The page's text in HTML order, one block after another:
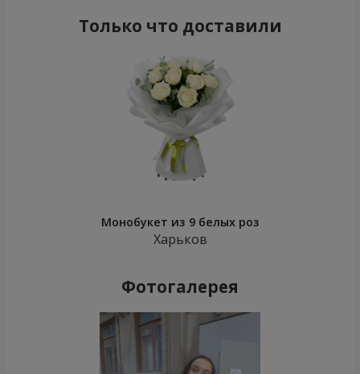
Только что доставили
Монобукет из 9 белых роз
Харьков
Фотогалерея